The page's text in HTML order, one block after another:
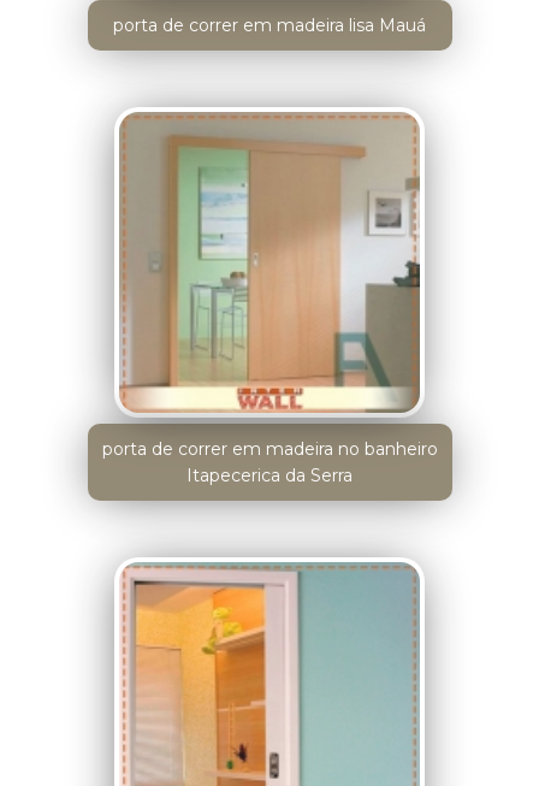
porta de correr em madeira lisa Mauá
porta de correr em madeira no banheiro
Itapecerica da Serra